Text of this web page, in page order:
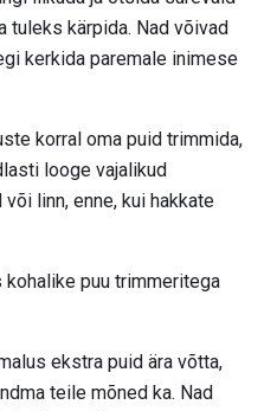
tuleks kärpida. Nad võivad
kerkida paremale inimese
korral oma puid trimmida,
looge vajalikud
linn, enne, kui hakkate
puu trimmeritega
ekstra puid ära võtta,
teile mõned ka. Nad